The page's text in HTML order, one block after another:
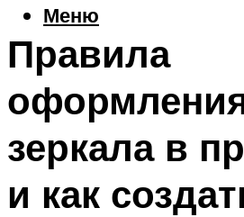
Меню
Правила
зеркала в
и как